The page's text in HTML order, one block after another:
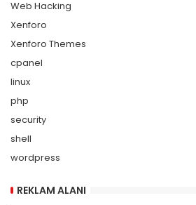
Web Hacking
Xenforo
Xenforo Themes
cpanel
linux
php
security
shell
wordpress
REKLAM ALANI